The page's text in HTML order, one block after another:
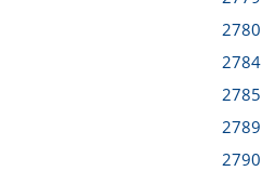
2780
2784
2785
2789
2790